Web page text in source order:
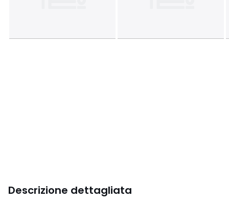
Descrizione dettagliata